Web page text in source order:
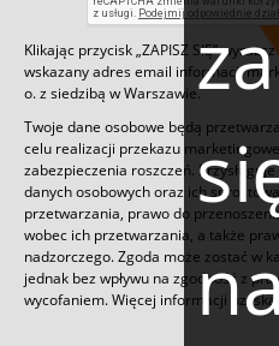
Klikając przycisk „ZAPISZ SIĘ”
wskazany adres email informacji
o. z siedzibą w Warszawie.
Twoje dane osobowe będą
celu realizacji przekazu
zabezpieczenia roszczeń.
danych osobowych oraz ich
przetwarzania, prawo do
wobec ich przetwarzania, a także
nadzorczego. Zgoda może zostać w
jednak bez wpływu na zgodność z
wycofaniem. Więcej informacji